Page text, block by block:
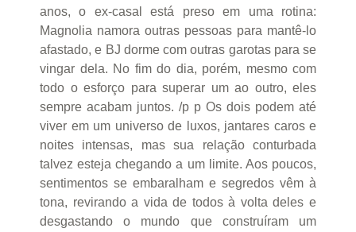
anos, o ex-casal está preso em uma rotina:
Magnolia namora outras pessoas para mantê-lo
afastado, e BJ dorme com outras garotas para se
vingar dela. No fim do dia, porém, mesmo com
todo o esforço para superar um ao outro, eles
sempre acabam juntos. /p p Os dois podem até
viver em um universo de luxos, jantares caros e
noites intensas, mas sua relação conturbada
talvez esteja chegando a um limite. Aos poucos,
sentimentos se embaralham e segredos vêm à
tona, revirando a vida de todos à volta deles e
desgastando o mundo que construíram um